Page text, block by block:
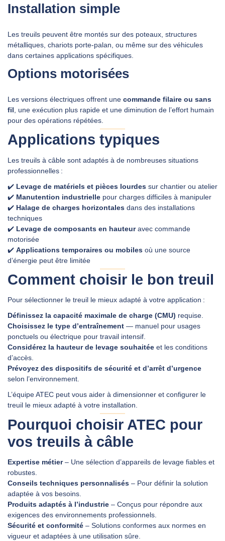
Installation simple
Les treuils peuvent être montés sur des poteaux, structures
métalliques, chariots porte‑palan, ou même sur des véhicules
dans certaines applications spécifiques.
Options motorisées
Les versions électriques offrent une commande filaire ou sans
fil , une exécution plus rapide et une diminution de l’effort humain
pour des opérations répétées.
Applications typiques
Les treuils à câble sont adaptés à de nombreuses situations
professionnelles :
✔️ Levage de matériels et pièces lourdes sur chantier ou atelier
✔️ Manutention industrielle pour charges difficiles à manipuler
✔️ Halage de charges horizontales dans des installations
techniques
✔️ Levage de composants en hauteuravec commande
motorisée
✔️ Applications temporaires ou mobiles où une source
d’énergie peut être limitée
Comment choisir le bon treuil
Pour sélectionner le treuil le mieux adapté à votre application :
Définissez la capacité maximale de charge (CMU) requise.
Choisissez le type d’entraînement — manuel pour usages
ponctuels ou électrique pour travail intensif.
Considérez la hauteur de levage souhaitée et les conditions
d’accès.
Prévoyez des dispositifs de sécurité et d’arrêt d’urgence
selon l’environnement.
L’équipe ATEC peut vous aider à dimensionner et configurer le
treuil le mieux adapté à votre installation.
Pourquoi choisir ATEC pour
vos treuils à câble
Expertise métier– Une sélection d’appareils de levage fiables et
robustes.
Conseils techniques personnalisés – Pour définir la solution
adaptée à vos besoins.
Produits adaptés à l’industrie – Conçus pour répondre aux
exigences des environnements professionnels.
Sécurité et conformité – Solutions conformes aux normes en
vigueur et adaptées à une utilisation sûre.